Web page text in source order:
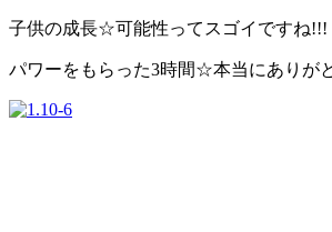
子供の成長☆可能性ってスゴイですね!!!
パワーをもらった3時間☆本当にありが